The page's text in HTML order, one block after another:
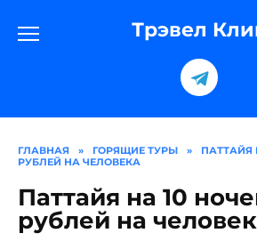
содержанию
Трэвел
ГЛАВНАЯ » ГОРЯЩИЕ ТУРЫ »
ПАТТАЙЯ
РУБЛЕЙ НА ЧЕЛОВЕКА
Паттайя на 10
рублей на